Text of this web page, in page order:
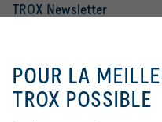
TROX Newsletter
nous
web.
POUR LA
TROX POSSIBLE